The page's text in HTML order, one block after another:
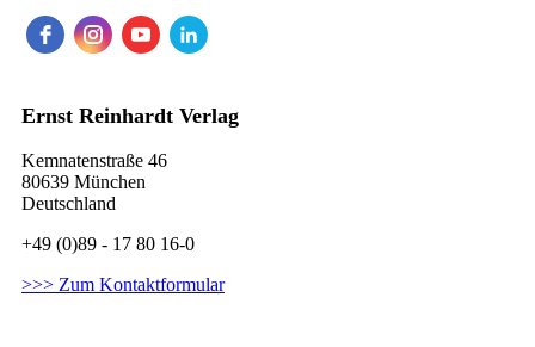
Ernst Reinhardt Verlag
Kemnatenstraße 46
80639 München
Deutschland
+49 (0)89 - 17 80 16-0
>>> Zum Kontaktformular